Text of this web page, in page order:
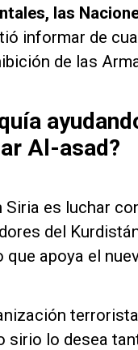
las
informar de
de las
Al-asad?
Siria es luchar
del
que apoya el
sirio lo desea